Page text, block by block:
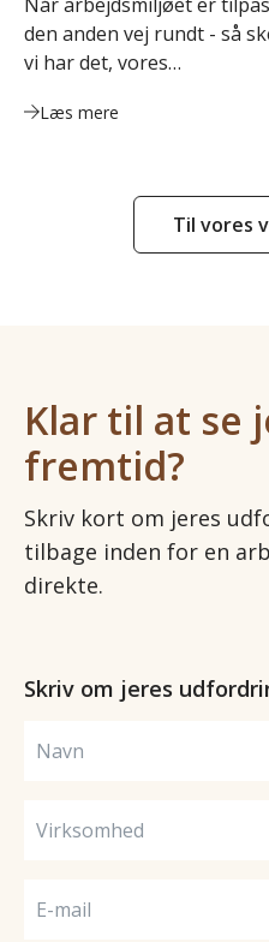
den anden vej rundt - så
vi har det, vores…
Læs mere
Til vores
Klar til at se
fremtid?
Skriv kort om jeres
tilbage inden for en
direkte.
Skriv om jeres